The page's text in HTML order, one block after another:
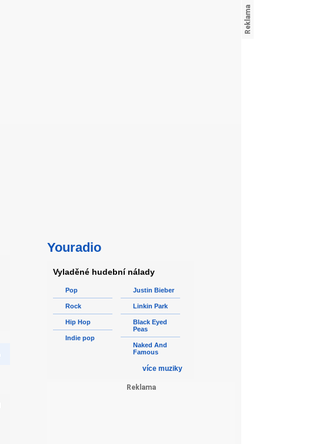
Youradio
Vyladěné hudební nálady
Pop
Rock
Hip Hop
Indie pop
Justin Bieber
Linkin Park
Black Eyed
Peas
Naked And
Famous
více muziky